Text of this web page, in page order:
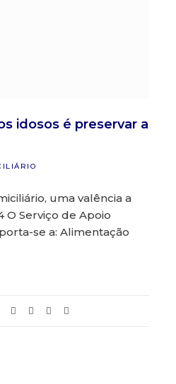
idosos é preservar a
uma valência a
O Serviço de Apoio
se a: Alimentação